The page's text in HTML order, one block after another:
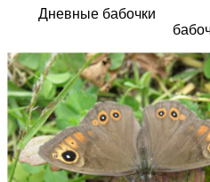
Дневные